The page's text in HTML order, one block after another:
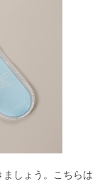
しょう。こちらは